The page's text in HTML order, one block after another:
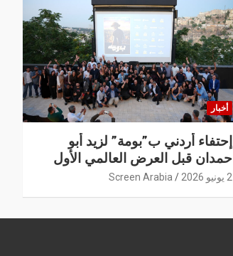
أخبار
إحتفاء أردني ب”بومة” لزيد أبو
حمدان قبل العرض العالمي الأول
2 يونيو 2026 Screen Arabia